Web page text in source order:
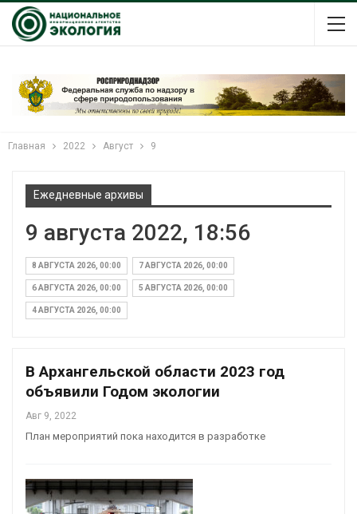
Главная 2022 Август 9
Ежедневные архивы
9 августа 2022, 18:56
8 АВГУСТА 2026, 00:00 7 АВГУСТА 2026, 00:00
6 АВГУСТА 2026, 00:00 5 АВГУСТА 2026, 00:00
4 АВГУСТА 2026, 00:00
В Архангельской области 2023 год
объявили Годом экологии
Авг 9, 2022
План мероприятий пока находится в разработке